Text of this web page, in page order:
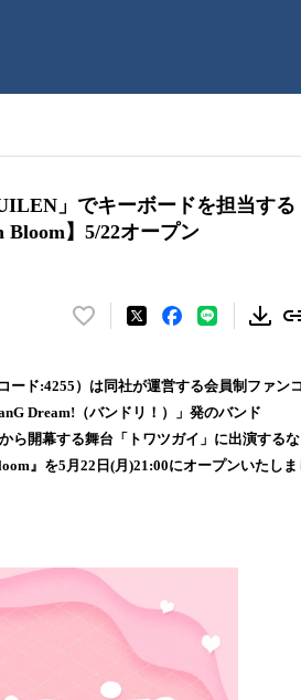
」でキーボードを担当する
】5/22オープン
い
！
数
を
読
で
す
ド:4255）は同社が運営する会員制ファンコ
Dream!（バンドリ！）」発のバンド
ら開幕する舞台「トワツガイ」に出演するな
』を5月22日(月)21:00にオープンいたしま